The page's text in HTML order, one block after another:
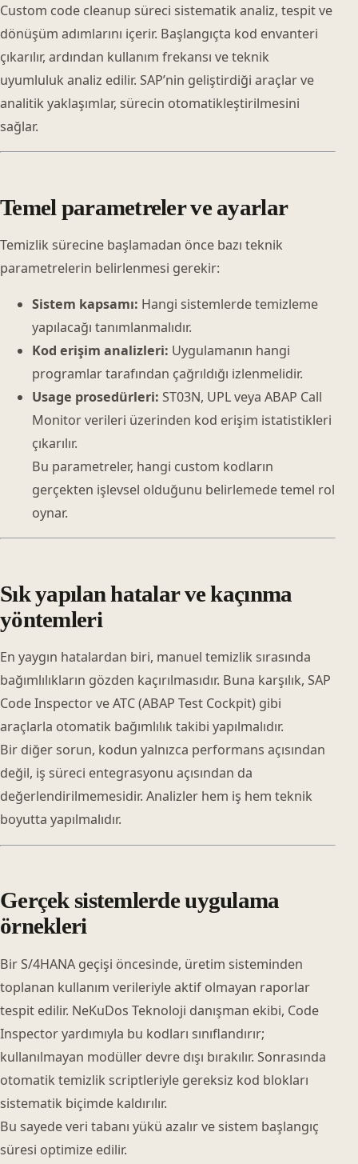
Custom code cleanup süreci sistematik analiz, tespit ve
dönüşüm adımlarını içerir. Başlangıçta kod envanteri
çıkarılır, ardından kullanım frekansı ve teknik
uyumluluk analiz edilir. SAP’nin geliştirdiği araçlar ve
analitik yaklaşımlar, sürecin otomatikleştirilmesini
sağlar.
Temel parametreler ve ayarlar
Temizlik sürecine başlamadan önce bazı teknik
parametrelerin belirlenmesi gerekir:
Sistem kapsamı: Hangi sistemlerde temizleme
yapılacağı tanımlanmalıdır.
Kod erişim analizleri: Uygulamanın hangi
programlar tarafından çağrıldığı izlenmelidir.
Usage prosedürleri: ST03N, UPL veya ABAP Call
Monitor verileri üzerinden kod erişim istatistikleri
çıkarılır.
Bu parametreler, hangi custom kodların
gerçekten işlevsel olduğunu belirlemede temel rol
oynar.
Sık yapılan hatalar ve kaçınma
yöntemleri
En yaygın hatalardan biri, manuel temizlik sırasında
bağımlılıkların gözden kaçırılmasıdır. Buna karşılık, SAP
Code Inspector ve ATC (ABAP Test Cockpit) gibi
araçlarla otomatik bağımlılık takibi yapılmalıdır.
Bir diğer sorun, kodun yalnızca performans açısından
değil, iş süreci entegrasyonu açısından da
değerlendirilmemesidir. Analizler hem iş hem teknik
boyutta yapılmalıdır.
Gerçek sistemlerde uygulama
örnekleri
Bir S/4HANA geçişi öncesinde, üretim sisteminden
toplanan kullanım verileriyle aktif olmayan raporlar
tespit edilir. NeKuDos Teknoloji danışman ekibi, Code
Inspector yardımıyla bu kodları sınıflandırır;
kullanılmayan modüller devre dışı bırakılır. Sonrasında
otomatik temizlik scriptleriyle gereksiz kod blokları
sistematik biçimde kaldırılır.
Bu sayede veri tabanı yükü azalır ve sistem başlangıç
süresi optimize edilir.